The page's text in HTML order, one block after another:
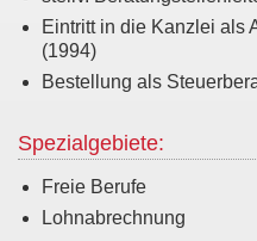
Eintritt in die Kanzlei als
(1994)
Bestellung als
Spezialgebiete:
Freie Berufe
Lohnabrechnung